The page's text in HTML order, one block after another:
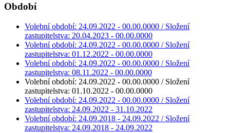
Období
Volební období: 24.09.2022 - 00.00.0000 / Složení
zastupitelstva: 20.04.2023 - 00.00.0000
Volební období: 24.09.2022 - 00.00.0000 / Složení
zastupitelstva: 01.12.2022 - 00.00.0000
Volební období: 24.09.2022 - 00.00.0000 / Složení
zastupitelstva: 08.11.2022 - 00.00.0000
Volební období: 24.09.2022 - 00.00.0000 / Složení
zastupitelstva: 01.10.2022 - 00.00.0000
Volební období: 24.09.2022 - 00.00.0000 / Složení
zastupitelstva: 24.09.2022 - 31.10.2022
Volební období: 24.09.2018 - 24.09.2022 / Složení
zastupitelstva: 24.09.2018 - 24.09.2022